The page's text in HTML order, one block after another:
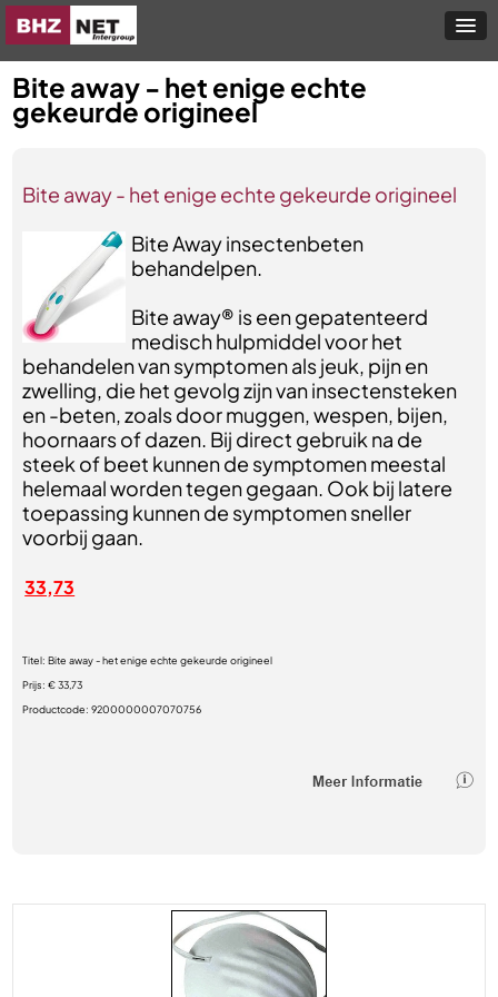
Bite away - het enige echte
gekeurde origineel
Bite away - het enige echte gekeurde origineel
Bite Away insectenbeten
behandelpen.
Bite away® is een gepatenteerd
medisch hulpmiddel voor het
behandelen van symptomen als jeuk, pijn en
zwelling, die het gevolg zijn van insectensteken
en -beten, zoals door muggen, wespen, bijen,
hoornaars of dazen. Bij direct gebruik na de
steek of beet kunnen de symptomen meestal
helemaal worden tegen gegaan. Ook bij latere
toepassing kunnen de symptomen sneller
voorbij gaan.
33,73
Titel:Bite away - het enige echte gekeurde origineel
Prijs:€ 33,73
Productcode:9200000007070756